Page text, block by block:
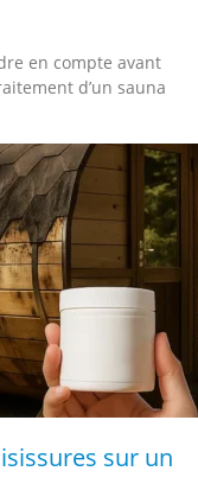
en compte avant
d’un sauna
sur un